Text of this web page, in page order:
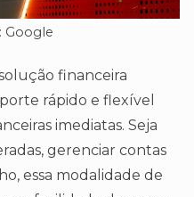
Google
financeira
rápido e flexível
imediatas. Seja
gerenciar contas
essa modalidade de